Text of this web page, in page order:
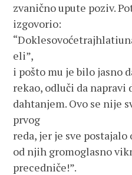
zvanično upute poziv.
izgovorio:
eli”,
i pošto mu je bilo jasno
rekao, odluči da napravi
dahtanjem. Ovo se nije
prvog
reda, jer je sve postajalo
od njih gromoglasno
precedniče!”.